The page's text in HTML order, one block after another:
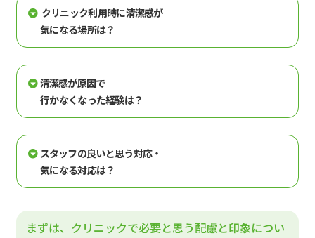
クリニック利用時に清潔感が
気になる場所は？
清潔感が原因で
行かなくなった経験は？
スタッフの良いと思う対応・
気になる対応は？
まずは、クリニックで必要と思う配慮と印象につい